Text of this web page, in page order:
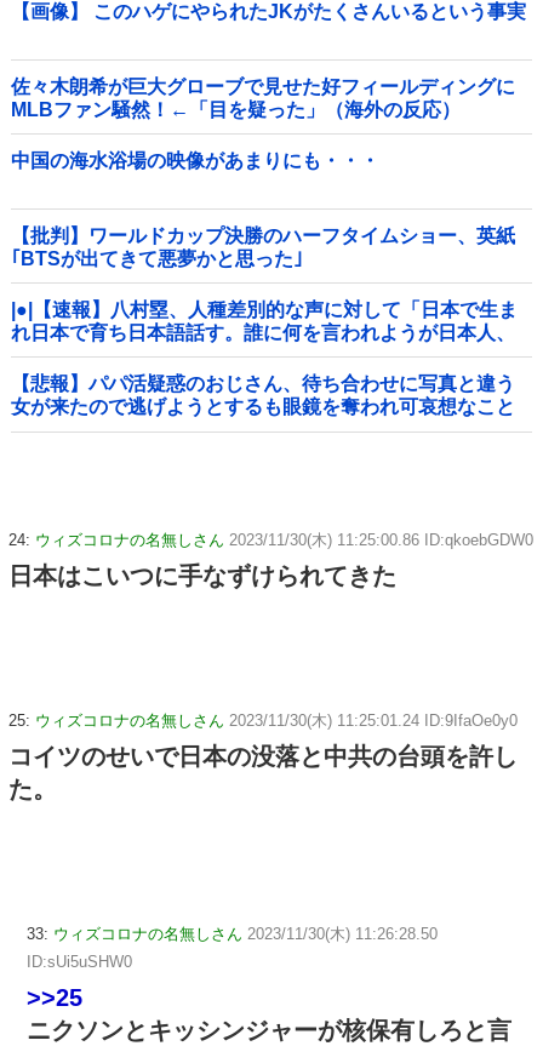
【画像】 このハゲにやられたJKがたくさんいるという事実
佐々木朗希が巨大グローブで見せた好フィールディングに
MLBファン騒然！←「目を疑った」（海外の反応）
中国の海水浴場の映像があまりにも・・・
【批判】ワールドカップ決勝のハーフタイムショー、英紙
｢BTSが出てきて悪夢かと思った｣
|●|【速報】八村塁、人種差別的な声に対して「日本で生ま
れ日本で育ち日本語話す。誰に何を言われようが日本人、
日本人であるプライドがある」
【悲報】パパ活疑惑のおじさん、待ち合わせに写真と違う
女が来たので逃げようとするも眼鏡を奪われ可哀想なこと
になっているところを激写されてしまう…
24: ウィズコロナの名無しさん 2023/11/30(木) 11:25:00.86 ID:qkoebGDW0
日本はこいつに手なずけられてきた
25: ウィズコロナの名無しさん 2023/11/30(木) 11:25:01.24 ID:9IfaOe0y0
コイツのせいで日本の没落と中共の台頭を許し
た。
33: ウィズコロナの名無しさん 2023/11/30(木) 11:26:28.50
ID:sUi5uSHW0
>>25
ニクソンとキッシンジャーが核保有しろと言